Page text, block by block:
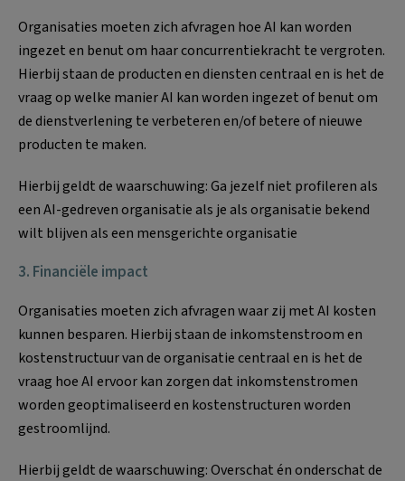
Organisaties moeten zich afvragen hoe AI kan worden
ingezet en benut om haar concurrentiekracht te vergroten.
Hierbij staan de producten en diensten centraal en is het de
vraag op welke manier AI kan worden ingezet of benut om
de dienstverlening te verbeteren en/of betere of nieuwe
producten te maken.
Hierbij geldt de waarschuwing: Ga jezelf niet profileren als
een AI-gedreven organisatie als je als organisatie bekend
wilt blijven als een mensgerichte organisatie
3. Financiële impact
Organisaties moeten zich afvragen waar zij met AI kosten
kunnen besparen. Hierbij staan de inkomstenstroom en
kostenstructuur van de organisatie centraal en is het de
vraag hoe AI ervoor kan zorgen dat inkomstenstromen
worden geoptimaliseerd en kostenstructuren worden
gestroomlijnd.
Hierbij geldt de waarschuwing: Overschat én onderschat de